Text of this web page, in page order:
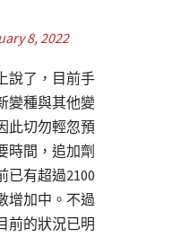
8, 2022
說了，目前手
變種與其他變
此切勿輕忽預
時間，追加劑
已有超過2100
增加中。不過
前的狀況已明